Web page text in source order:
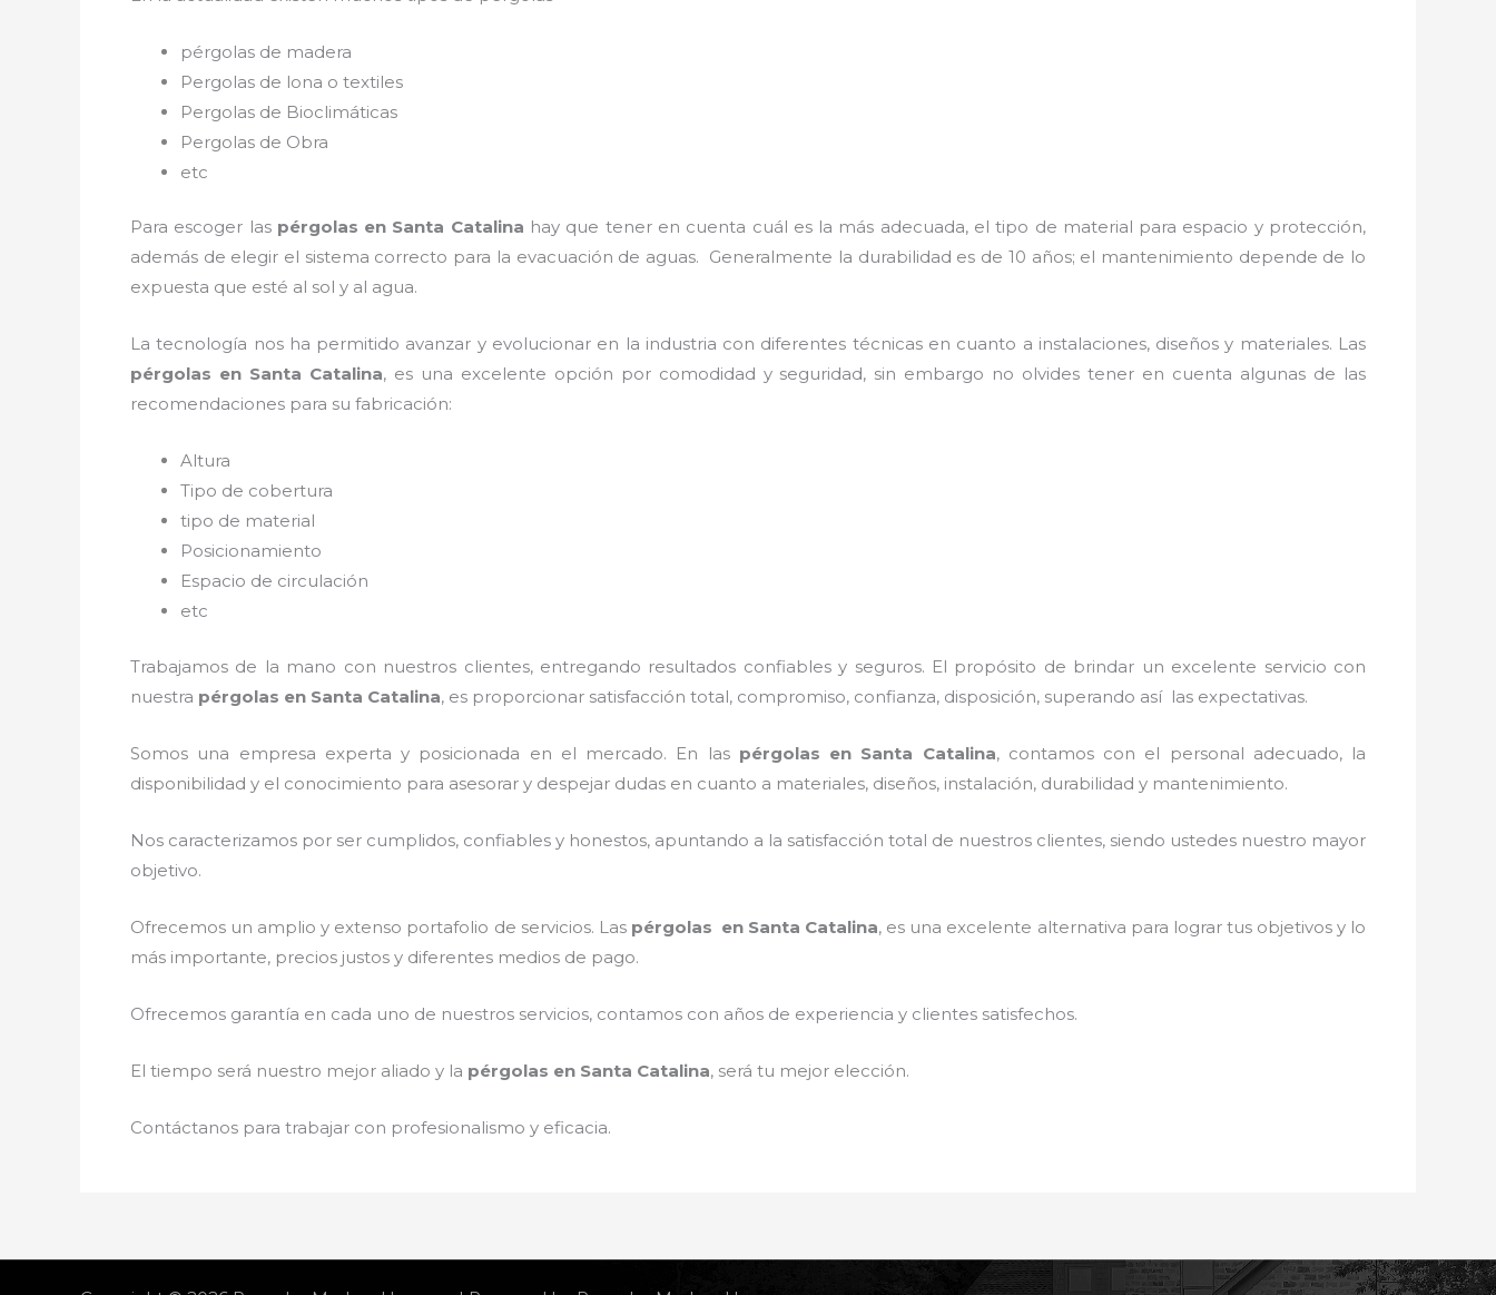
pérgolas de madera
Pergolas de lona o textiles
Pergolas de Bioclimáticas
Pergolas de Obra
etc
Para escoger las pérgolas en Santa Catalina hay que tener en cuenta cuál es la más adecuada, el tipo de material para espacio y protección,
además de elegir el sistema correcto para la evacuación de aguas. Generalmente la durabilidad es de 10 años; el mantenimiento depende de lo
expuesta que esté al sol y al agua.
La tecnología nos ha permitido avanzar y evolucionar en la industria con diferentes técnicas en cuanto a instalaciones, diseños y materiales. Las
pérgolas en Santa Catalina, es una excelente opción por comodidad y seguridad, sin embargo no olvides tener en cuenta algunas de las
recomendaciones para su fabricación:
Altura
Tipo de cobertura
tipo de material
Posicionamiento
Espacio de circulación
etc
Trabajamos de la mano con nuestros clientes, entregando resultados confiables y seguros. El propósito de brindar un excelente servicio con
nuestra pérgolas en Santa Catalina, es proporcionar satisfacción total, compromiso, confianza, disposición, superando así las expectativas.
Somos una empresa experta y posicionada en el mercado. En las pérgolas en Santa Catalina, contamos con el personal adecuado, la
disponibilidad y el conocimiento para asesorar y despejar dudas en cuanto a materiales, diseños, instalación, durabilidad y mantenimiento.
Nos caracterizamos por ser cumplidos, confiables y honestos, apuntando a la satisfacción total de nuestros clientes, siendo ustedes nuestro mayor
objetivo.
Ofrecemos un amplio y extenso portafolio de servicios. Las pérgolas en Santa Catalina, es una excelente alternativa para lograr tus objetivos y lo
más importante, precios justos y diferentes medios de pago.
Ofrecemos garantía en cada uno de nuestros servicios, contamos con años de experiencia y clientes satisfechos.
El tiempo será nuestro mejor aliado y la pérgolas en Santa Catalina, será tu mejor elección.
Contáctanos para trabajar con profesionalismo y eficacia.